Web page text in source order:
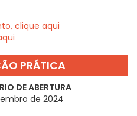
clique aqui
PRÁTICA
DE ABERTURA
de 2024